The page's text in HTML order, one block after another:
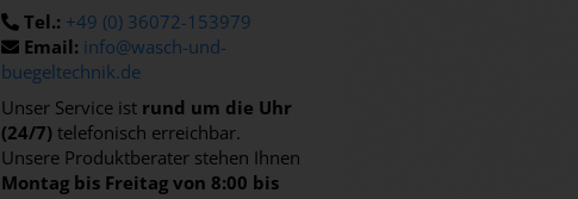
Tel.: +49 (0) 36072-153979
Email: info@wasch-und-
buegeltechnik.de
Unser Service ist rund um die Uhr
(24/7) telefonisch erreichbar.
Unsere Produktberater stehen Ihnen
Montag bis Freitag von 8:00 bis